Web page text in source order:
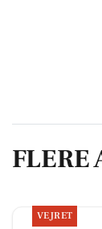
FLERE
VEJRET